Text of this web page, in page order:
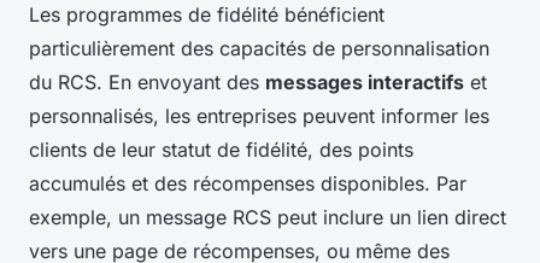
Les programmes de fidélité bénéficient
particulièrement des capacités de personnalisation
du RCS. En envoyant des messages interactifs et
personnalisés, les entreprises peuvent informer les
clients de leur statut de fidélité, des points
accumulés et des récompenses disponibles. Par
exemple, un message RCS peut inclure un lien direct
vers une page de récompenses, ou même des